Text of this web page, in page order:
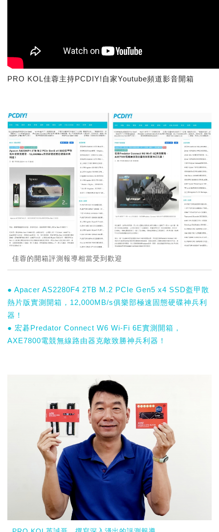
PRO KOL佳蓉主持PCDIY!自家Youtube頻道影音開箱
佳蓉的開箱評測報導相當受到歡迎
● Apacer AS2280F4 2TB M.2 PCIe Gen5 x4 SSD盔甲散
熱片版實測開箱，12,000MB/s俱樂部極速固態硬碟神兵利
器！
● 宏碁Predator Connect W6 Wi-Fi 6E實測開箱，
AXE7800電競無線路由器克敵致勝神兵利器！